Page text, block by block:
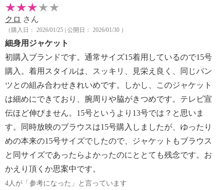
クロ さん
（購入日： 2026/01/25 | 公開日： 2026/01/30 ）
細身用ジャケット
初購入ブランドです。通常サイズ15着用しているので15号
購入。着用スタイルは、スッキリ、見栄え良く、同じパン
ツとの組み合わせきれいめです。しかし、このジャケット
は細めにできており、腕周りや脇がきつめです。テレビ宣
伝ほど伸びません。15号というより13号では？と思いま
す。同時放映のブラウスは15号購入しましたが、ゆったり
めの本来の15号サイズでしたので、ジャケットもブラウス
と同サイズであったらよかったのにととても残念です。お
かえり頂くか思案中です。
4人が「参考になった」と言っています